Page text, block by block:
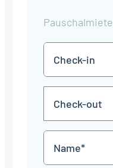
Pauschalmiete
in
TT
Punkt
MM
JJJJ
TT
Punkt
MM
JJJJ